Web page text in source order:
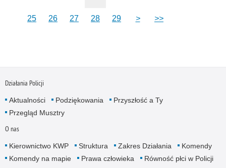
25 26 27 28 29 > >>
Działania Policji
Aktualności Podziękowania
Przyszłość a Ty
Przegląd Musztry
O nas
Kierownictwo KWP Struktura Zakres Działania
Komendy
Komendy na mapie
Prawa człowieka Równość płci w Policji